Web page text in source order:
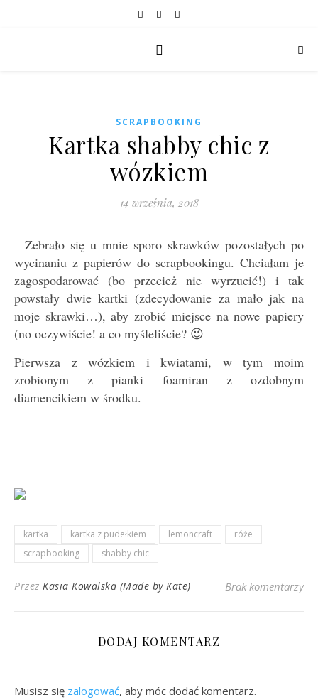
SCRAPBOOKING
Kartka shabby chic z
wózkiem
14 września, 2018
Zebrało się u mnie sporo skrawków pozostałych po
wycinaniu z papierów do scrapbookingu. Chciałam je
zagospodarować (bo przecież nie wyrzucić!) i tak
powstały dwie kartki (zdecydowanie za mało jak na
moje skrawki…), aby zrobić miejsce na nowe papiery
(no oczywiście! a co myśleliście? 😉
Pierwsza z wózkiem i kwiatami, w tym moim
zrobionym z pianki foamiran z ozdobnym
diamencikiem w środku.
kartka kartka z pudełkiem lemoncraft
róże
scrapbooking
shabby chic
Przez Kasia Kowalska (Made by Kate) Brak komentarzy
DODAJ KOMENTARZ
Musisz się zalogować, aby móc dodać komentarz.